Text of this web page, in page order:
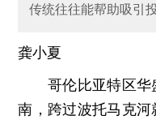
传统往往能帮助吸引
龚小夏
哥伦比亚特区华
南，跨过波托马克